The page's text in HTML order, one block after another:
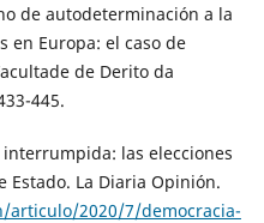
de autodeterminación a la
en Europa: el caso de
de Derito da
445.
las elecciones
Estado. La Diaria Opinión.
2020/7/democracia-